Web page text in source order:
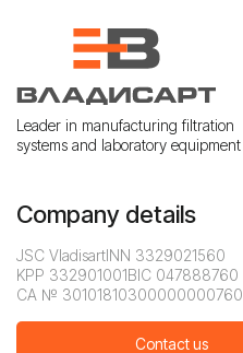
Leader in manufacturing filtration
systems and laboratory equipment
Company details
JSC VladisartINN 3329021560
KPP 332901001BIC 047888760
CA № 30101810300000000760
Contact us